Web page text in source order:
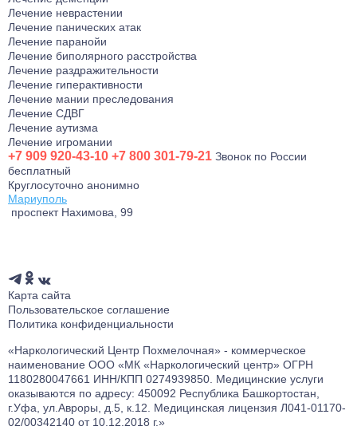
Лечение неврастении
Лечение панических атак
Лечение паранойи
Лечение биполярного расстройства
Лечение раздражительности
Лечение гиперактивности
Лечение мании преследования
Лечение СДВГ
Лечение аутизма
Лечение игромании
+7 909 920-43-10 +7 800 301-79-21 Звонок по России
бесплатный
Круглосуточно анонимно
Мариуполь
проспект Нахимова, 99
Карта сайта
Пользовательское соглашение
Политика конфиденциальности
«Наркологический Центр Похмелочная» - коммерческое
наименование ООО «МК «Наркологический центр» ОГРН
1180280047661 ИНН/КПП 0274939850. Медицинские услуги
оказываются по адресу: 450092 Республика Башкортостан,
г.Уфа, ул.Авроры, д.5, к.12. Медицинская лицензия Л041-01170-
02/00342140 от 10.12.2018 г.»